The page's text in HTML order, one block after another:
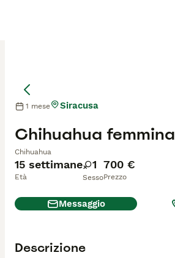
15 settimane
Età
1
Sesso
700 €
Prezzo
Chihuahua femmina
Chihuahua
1 mese Siracusa
Messaggio
Descrizione